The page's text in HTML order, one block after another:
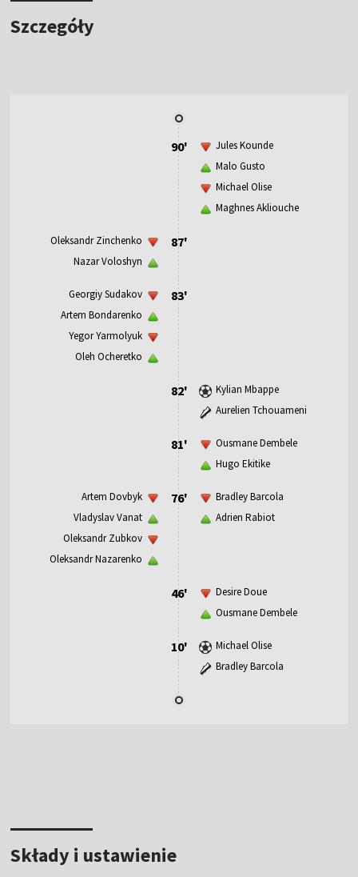
Szczegóły
90'
Jules Kounde
Malo Gusto
Michael Olise
Maghnes Akliouche
87'
Oleksandr Zinchenko
Nazar Voloshyn
83'
Georgiy Sudakov
Artem Bondarenko
Yegor Yarmolyuk
Oleh Ocheretko
82'
Kylian Mbappe
Aurelien Tchouameni
81'
Ousmane Dembele
Hugo Ekitike
76'
Artem Dovbyk
Vladyslav Vanat
Oleksandr Zubkov
Oleksandr Nazarenko
Bradley Barcola
Adrien Rabiot
46'
Desire Doue
Ousmane Dembele
10'
Michael Olise
Bradley Barcola
Składy i ustawienie